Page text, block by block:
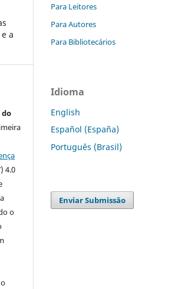
a
do
4.0
o
Para Leitores
Para Autores
Para Bibliotecários
Idioma
English
Español (España)
Português (Brasil)
Enviar Submissão